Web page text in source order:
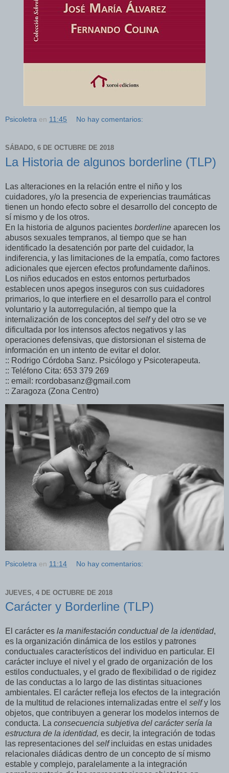
Psicoletra en 11:45 No hay comentarios:
SÁBADO, 6 DE OCTUBRE DE 2018
La Historia de algunos borderline (TLP)
Las alteraciones en la relación entre el niño y los
cuidadores, y/o la presencia de experiencias traumáticas
tienen un hondo efecto sobre el desarrollo del concepto de
sí mismo y de los otros.
En la historia de algunos pacientes borderline aparecen los
abusos sexuales tempranos, al tiempo que se han
identificado la desatención por parte del cuidador, la
indiferencia, y las limitaciones de la empatía, como factores
adicionales que ejercen efectos profundamente dañinos.
Los niños educados en estos entornos perturbados
establecen unos apegos inseguros con sus cuidadores
primarios, lo que interfiere en el desarrollo para el control
voluntario y la autorregulación, al tiempo que la
internalización de los conceptos del selfy del otro se ve
dificultada por los intensos afectos negativos y las
operaciones defensivas, que distorsionan el sistema de
información en un intento de evitar el dolor.
:: Rodrigo Córdoba Sanz. Psicólogo y Psicoterapeuta.
:: Teléfono Cita: 653 379 269
:: email: rcordobasanz@gmail.com
:: Zaragoza (Zona Centro)
Psicoletra en 11:14 No hay comentarios:
JUEVES, 4 DE OCTUBRE DE 2018
Carácter y Borderline (TLP)
El carácter es la manifestación conductual de la identidad,
es la organización dinámica de los estilos y patrones
conductuales característicos del individuo en particular. El
carácter incluye el nivel y el grado de organización de los
estilos conductuales, y el grado de flexibilidad o de rigidez
de las conductas a lo largo de las distintas situaciones
ambientales. El carácter refleja los efectos de la integración
de la multitud de relaciones internalizadas entre el selfy los
objetos, que contribuyen a generar los modelos internos de
conducta. La consecuencia subjetiva del carácter sería la
estructura de la identidad, es decir, la integración de todas
las representaciones del selfincluidas en estas unidades
relacionales diádicas dentro de un concepto de sí mismo
estable y complejo, paralelamente a la integración